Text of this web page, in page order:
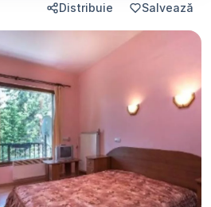
Distribuie Salvează